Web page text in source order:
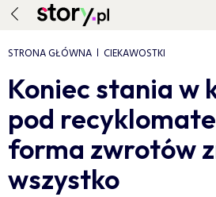
STRONA GŁÓWNA CIEKAWOSTKI
Koniec stania w
pod
forma zwrotów
wszystko